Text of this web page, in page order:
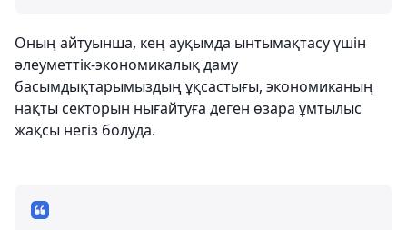
Оның айтуынша, кең ауқымда ынтымақтасу үшін
әлеуметтік-экономикалық даму
басымдықтарымыздың ұқсастығы, экономиканың
нақты секторын нығайтуға деген өзара ұмтылыс
жақсы негіз болуда.